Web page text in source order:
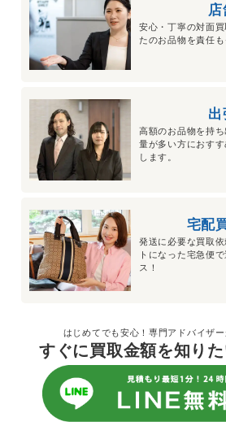
安心・丁寧の対面
たのお品物を責任も
出
高額のお品物を持
量が多い方におす
します。
宅配
発送に必要な買取
トになった宅急便
ス！
はじめてでも安心！専門アドバイザー
すぐに買取金額を知り